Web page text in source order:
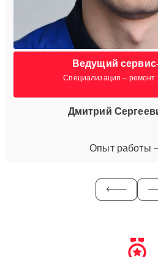
Ведущий
Специализация – ремонт
Дмитрий
Опыт работы